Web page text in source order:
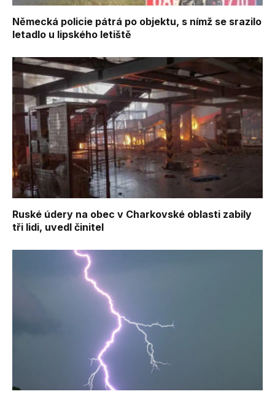
Německá policie pátrá po objektu, s nímž se srazilo
letadlo u lipského letiště
Ruské údery na obec v Charkovské oblasti zabily
tři lidi, uvedl činitel